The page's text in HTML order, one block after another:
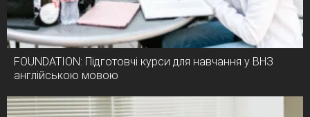
FOUNDATION: Підготовчі курси для навчання у ВНЗ
англійською мовою